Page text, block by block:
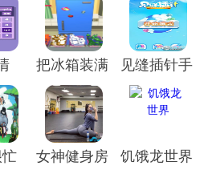
戏。今天，我就要带你深入探
看那些让人眼花缭乱的偷钱技
力
载 把冰箱装满手游见缝插针手游
女神健身房 饥饿龙世界